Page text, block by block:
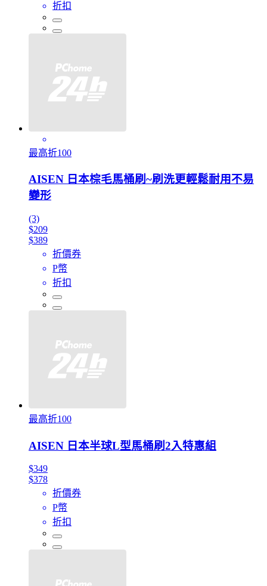
折扣
最高折100
AISEN 日本棕毛馬桶刷~刷洗更輕鬆耐用不易
變形
(3)
$209
$389
折價券
P幣
折扣
最高折100
AISEN 日本半球L型馬桶刷2入特惠組
$349
$378
折價券
P幣
折扣